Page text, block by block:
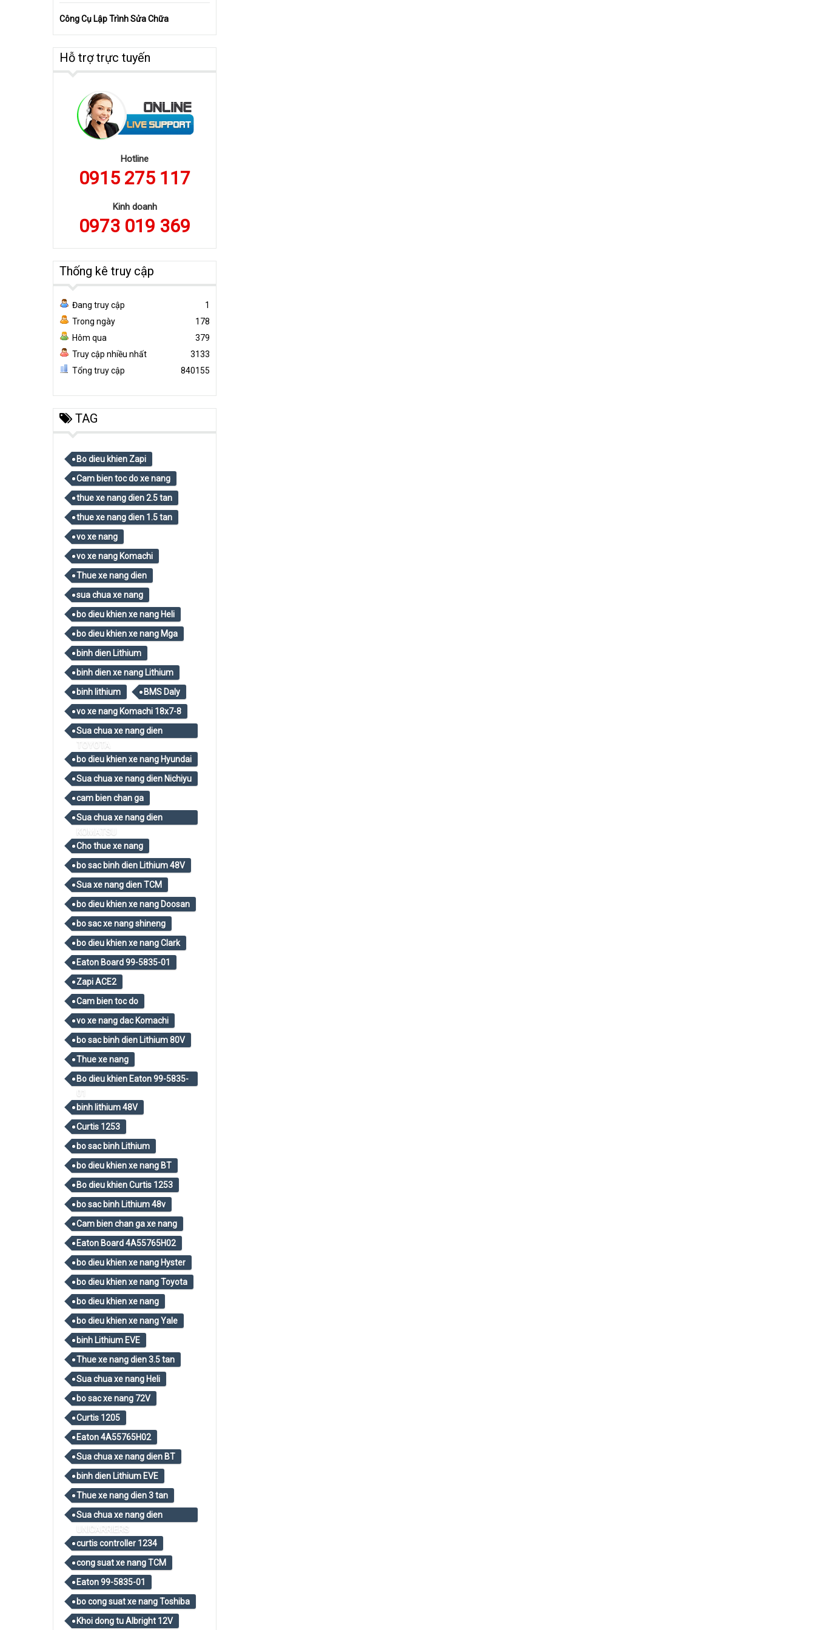
Công Cụ Lập Trình Sửa Chữa
Hỗ trợ trực tuyến
Hotline
0915 275 117
Kinh doanh
0973 019 369
Thống kê truy cập
Đang truy cập
1
Trong ngày
178
Hôm qua
379
Truy cập nhiều nhất
3133
Tổng truy cập
840155
TAG
Bo dieu khien Zapi
Cam bien toc do xe nang
thue xe nang dien 2.5 tan
thue xe nang dien 1.5 tan
vo xe nang
vo xe nang Komachi
Thue xe nang dien
sua chua xe nang
bo dieu khien xe nang Heli
bo dieu khien xe nang Mga
binh dien Lithium
binh dien xe nang Lithium
binh lithium
BMS Daly
vo xe nang Komachi 18x7-8
Sua chua xe nang dien
TOYOTA
bo dieu khien xe nang Hyundai
Sua chua xe nang dien Nichiyu
cam bien chan ga
Sua chua xe nang dien
KOMATSU
Cho thue xe nang
bo sac binh dien Lithium 48V
Sua xe nang dien TCM
bo dieu khien xe nang Doosan
bo sac xe nang shineng
bo dieu khien xe nang Clark
Eaton Board 99-5835-01
Zapi ACE2
Cam bien toc do
vo xe nang dac Komachi
bo sac binh dien Lithium 80V
Thue xe nang
Bo dieu khien Eaton 99-5835-
01
binh lithium 48V
Curtis 1253
bo sac binh Lithium
bo dieu khien xe nang BT
Bo dieu khien Curtis 1253
bo sac binh Lithium 48v
Cam bien chan ga xe nang
Eaton Board 4A55765H02
bo dieu khien xe nang Hyster
bo dieu khien xe nang Toyota
bo dieu khien xe nang
bo dieu khien xe nang Yale
binh Lithium EVE
Thue xe nang dien 3.5 tan
Sua chua xe nang Heli
bo sac xe nang 72V
Curtis 1205
Eaton 4A55765H02
Sua chua xe nang dien BT
binh dien Lithium EVE
Thue xe nang dien 3 tan
Sua chua xe nang dien
UNICARRIERS
curtis controller 1234
cong suat xe nang TCM
Eaton 99-5835-01
bo cong suat xe nang Toshiba
Khoi dong tu Albright 12V